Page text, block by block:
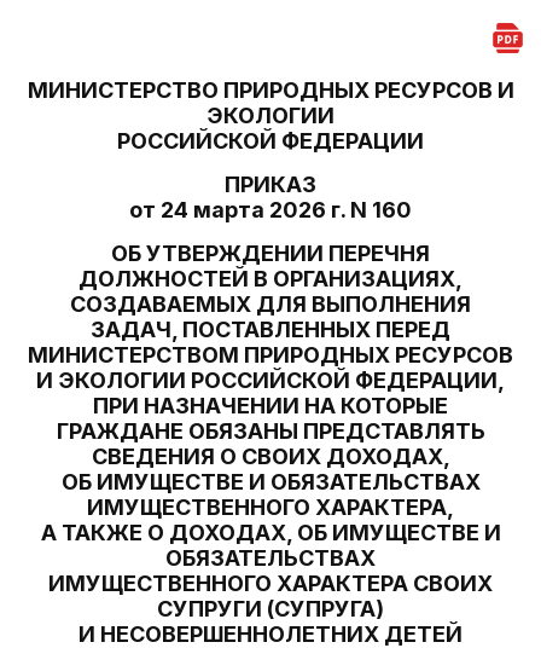
МИНИСТЕРСТВО ПРИРОДНЫХ РЕСУРСОВ И
ЭКОЛОГИИ
РОССИЙСКОЙ ФЕДЕРАЦИИ
ПРИКАЗ
от 24 марта 2026 г. N 160
ОБ УТВЕРЖДЕНИИ ПЕРЕЧНЯ
ДОЛЖНОСТЕЙ В ОРГАНИЗАЦИЯХ,
СОЗДАВАЕМЫХ ДЛЯ ВЫПОЛНЕНИЯ
ЗАДАЧ, ПОСТАВЛЕННЫХ ПЕРЕД
МИНИСТЕРСТВОМ ПРИРОДНЫХ РЕСУРСОВ
И ЭКОЛОГИИ РОССИЙСКОЙ ФЕДЕРАЦИИ,
ПРИ НАЗНАЧЕНИИ НА КОТОРЫЕ
ГРАЖДАНЕ ОБЯЗАНЫ ПРЕДСТАВЛЯТЬ
СВЕДЕНИЯ О СВОИХ ДОХОДАХ,
ОБ ИМУЩЕСТВЕ И ОБЯЗАТЕЛЬСТВАХ
ИМУЩЕСТВЕННОГО ХАРАКТЕРА,
А ТАКЖЕ О ДОХОДАХ, ОБ ИМУЩЕСТВЕ И
ОБЯЗАТЕЛЬСТВАХ
ИМУЩЕСТВЕННОГО ХАРАКТЕРА СВОИХ
СУПРУГИ (СУПРУГА)
И НЕСОВЕРШЕННОЛЕТНИХ ДЕТЕЙ